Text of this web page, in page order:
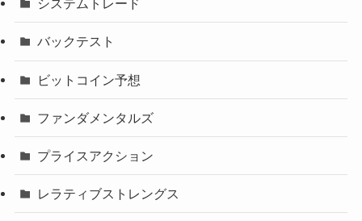
システムトレード
バックテスト
ビットコイン予想
ファンダメンタルズ
プライスアクション
レラティブストレングス